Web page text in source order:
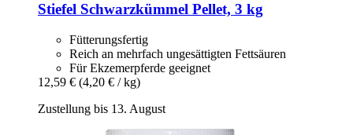
Stiefel Schwarzkümmel Pellet, 3 kg
Fütterungsfertig
Reich an mehrfach ungesättigten Fettsäuren
Für Ekzemerpferde geeignet
12,59 € (4,20 € / kg)
Zustellung bis 13. August